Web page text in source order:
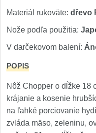
Materiál rukoväte: dřevo
Nože podľa použitia:
V darčekovom balení:
POPIS
Nôž Chopper o dĺžke 18
krájanie a kosenie
na ľahké porciovanie
zvláda mäso, zeleninu,